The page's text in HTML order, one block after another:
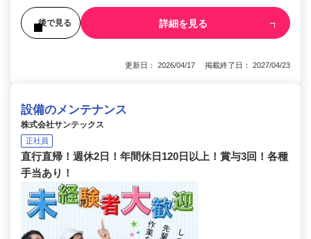
後で見る 詳細を見る
更新日： 2026/04/17 掲載終了日： 2027/04/23
設備のメンテナンス
株式会社サンテックス
正社員
直行直帰！週休2日！年間休日120日以上！賞与3回！各種
手当あり！